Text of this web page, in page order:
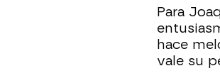
Para
hace
vale su